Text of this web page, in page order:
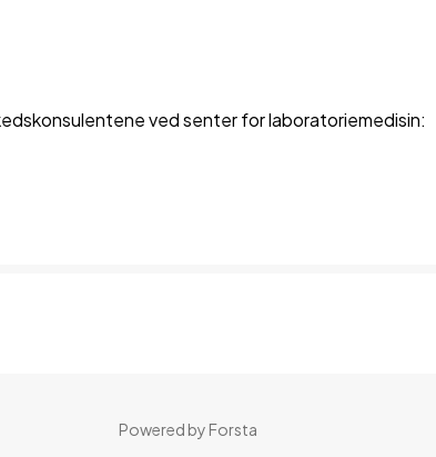
ved senter for laboratoriemedisin:
Powered by Forsta